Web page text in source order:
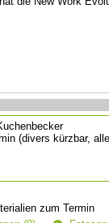
(divers kürzbar,
zum Termin